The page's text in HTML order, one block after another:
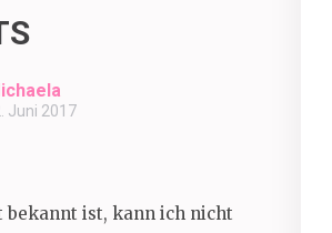
Juni 2017
bekannt ist, kann ich nicht